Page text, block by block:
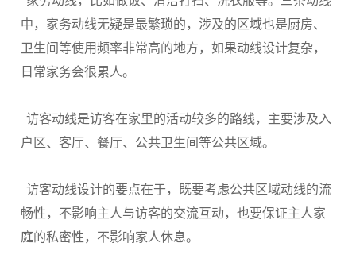
中，家务动线无疑是最繁琐的，涉及的区域也是厨房、
卫生间等使用频率非常高的地方，如果动线设计复杂，
日常家务会很累人。
访客动线是访客在家里的活动较多的路线，主要涉及入
户区、客厅、餐厅、公共卫生间等公共区域。
访客动线设计的要点在于，既要考虑公共区域动线的流
畅性，不影响主人与访客的交流互动，也要保证主人家
庭的私密性，不影响家人休息。